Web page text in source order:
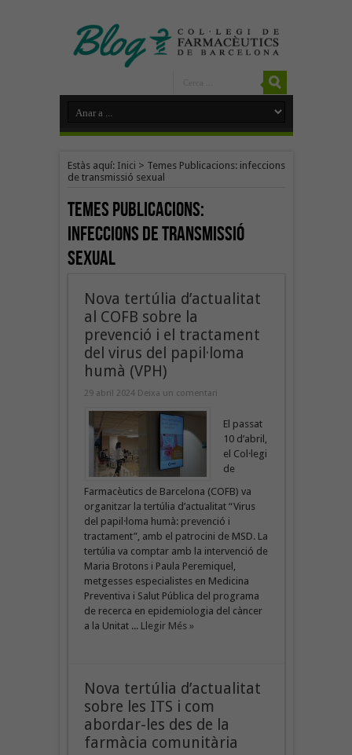
Estàs aquí: Inici > Temes Publicacions: infeccions
de transmissió sexual
Temes Publicacions:
infeccions de transmissió
sexual
Nova tertúlia d’actualitat
al COFB sobre la
prevenció i el tractament
del virus del papil·loma
humà (VPH)
29 abril 2024 Deixa un comentari
El passat
10 d’abril,
el Col·legi
de
Farmacèutics de Barcelona (COFB) va
organitzar la tertúlia d’actualitat “Virus
del papil·loma humà: prevenció i
tractament”, amb el patrocini de MSD. La
tertúlia va comptar amb la intervenció de
Maria Brotons i Paula Peremiquel,
metgesses especialistes en Medicina
Preventiva i Salut Pública del programa
de recerca en epidemiologia del càncer
a la Unitat ... Llegir Més »
Nova tertúlia d’actualitat
sobre les ITS i com
abordar-les des de la
farmàcia comunitària